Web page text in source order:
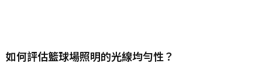
如何評估籃球場照明的光線均勻性？